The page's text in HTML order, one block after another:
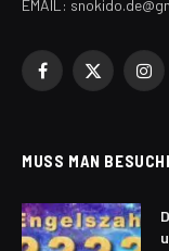
EMAIL:
Facebook
X
MUSS MAN